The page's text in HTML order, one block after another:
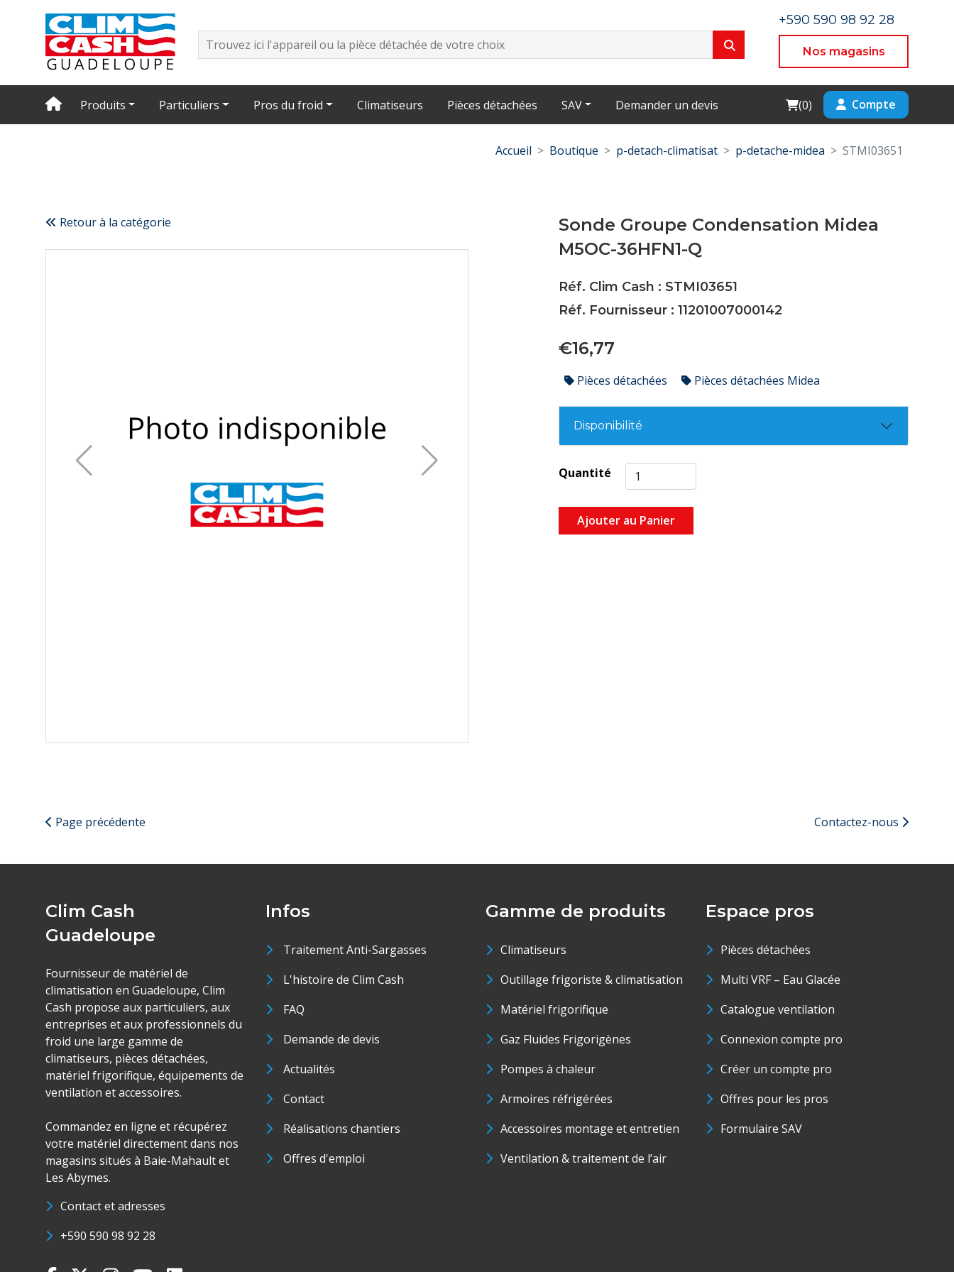
+590 590 98 92 28
Nos magasins
Produits Particuliers Pros du froid Climatiseurs Pièces détachées SAV Demander un devis Cart
(0) Compte
Accueil Boutique p-detach-climatisat p-detache-midea STMI03651
Retour à la catégorie
Sonde Groupe Condensation Midea
M5OC-36HFN1-Q
Réf. Clim Cash : STMI03651
Réf. Fournisseur : 11201007000142
€16,77
Pièces détachées Pièces détachées Midea
Disponibilité
Quantité
Ajouter au Panier
Page précédente Contactez-nous
Clim Cash
Guadeloupe
Fournisseur de matériel de
climatisation en Guadeloupe, Clim
Cash propose aux particuliers, aux
entreprises et aux professionnels du
froid une large gamme de
climatiseurs, pièces détachées,
matériel frigorifique, équipements de
ventilation et accessoires.
Commandez en ligne et récupérez
votre matériel directement dans nos
magasins situés à Baie-Mahault et
Les Abymes.
Contact et adresses
+590 590 98 92 28
Infos
Traitement Anti-Sargasses
L'histoire de Clim Cash
FAQ
Demande de devis
Actualités
Contact
Réalisations chantiers
Offres d'emploi
Gamme de produits
Climatiseurs
Outillage frigoriste & climatisation
Matériel frigorifique
Gaz Fluides Frigorigènes
Pompes à chaleur
Armoires réfrigérées
Accessoires montage et entretien
Ventilation & traitement de l’air
Espace pros
Pièces détachées
Multi VRF – Eau Glacée
Catalogue ventilation
Connexion compte pro
Créer un compte pro
Offres pour les pros
Formulaire SAV